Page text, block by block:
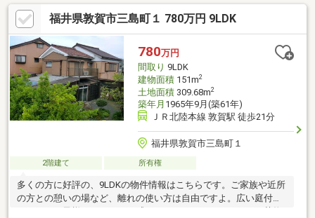
福井県敦賀市三島町１ 780万円 9LDK
780万円
間取り 9LDK
建物面積151m2
土地面積309.68m2
築年月 1965年9月(築61年)
ＪＲ北陸本線 敦賀駅 徒歩21分
福井県敦賀市三島町１
2階建て 所有権
多くの方に好評の、9LDKの物件情報はこちらです。ご家族や近所
の方との憩いの場など、離れの使い方は自由ですよ。広い庭付き